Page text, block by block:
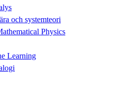
och systemteori
Physics
Learning